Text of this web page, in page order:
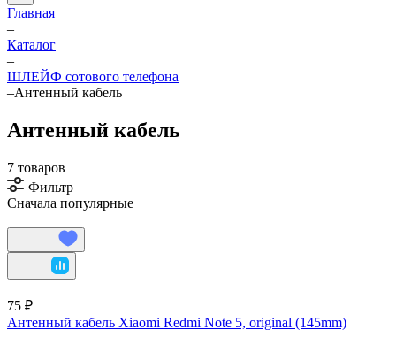
Главная
–
Каталог
–
ШЛЕЙФ сотового телефона
–Антенный кабель
Антенный кабель
7 товаров
Фильтр
Сначала популярные
75 ₽
Антенный кабель Xiaomi Redmi Note 5, original (145mm)